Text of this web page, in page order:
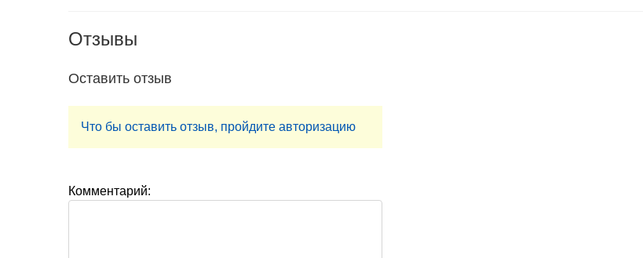
Отзывы
Оставить отзыв
Что бы оставить отзыв, пройдите авторизацию
Комментарий: